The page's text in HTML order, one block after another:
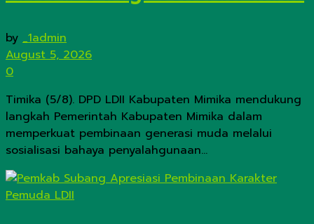
by _1admin
August 5, 2026
0
Timika (5/8). DPD LDII Kabupaten Mimika mendukung
langkah Pemerintah Kabupaten Mimika dalam
memperkuat pembinaan generasi muda melalui
sosialisasi bahaya penyalahgunaan...